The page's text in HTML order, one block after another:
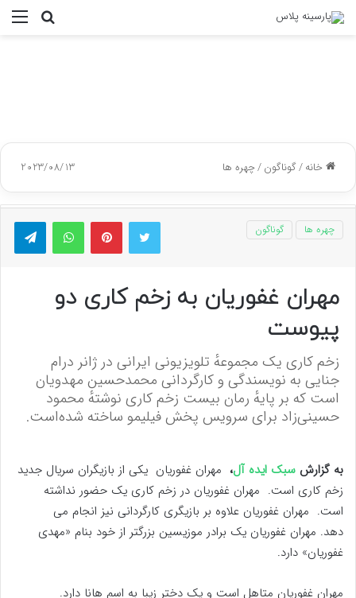
جستجو
خانه/گوناگون/چهره ها 2023/08/13
توییتر پینتریستواتس آپ
چهره ها گوناگون
مهران غفوریان به زخم کاری دو
پیوست
زخم کاری یک مجموعهٔ تلویزیونی ایرانی در ژانر درام
جنایی به نویسندگی و کارگردانی محمدحسین مهدویان
است که بر پایهٔ رمان بیست زخم کاری نوشتهٔ محمود
حسینی‌زاد برای سرویس پخش فیلیمو ساخته شده‌است.
به گزارش سبک ایده آل، مهران غفوریان یکی از بازیگران سریال جدید
زخم کاری است. مهران غفوریان در زخم کاری یک حضور نداشته
است. مهران غفوریان علاوه بر بازیگری کارگردانی نیز انجام می
دهد. مهران غفوریان یک برادر موزیسین بزرگتر از خود بنام «مهدی
غفوریان» دارد.
مهران غفوریان متاهل است و یک دختر زیبا به اسم هانا دارد.